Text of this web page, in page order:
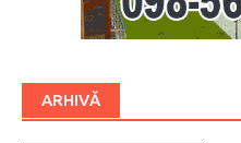
ARHIVĂ